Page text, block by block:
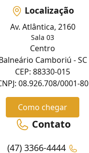
Localização
Av. Atlântica, 2160
Sala 03
Centro
Camboriú - SC
CEP: 88330-015
08.926.708/0001-80
Como chegar
Contato
(47) 3366-4444